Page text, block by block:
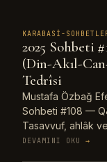
KARABASI-
2025 Sohbeti
(Din-Akıl-
Tedrîsi
Mustafa Özbağ
Sohbeti #108 —
Tasavvuf, ahlâk
DEVAMINI OKU →